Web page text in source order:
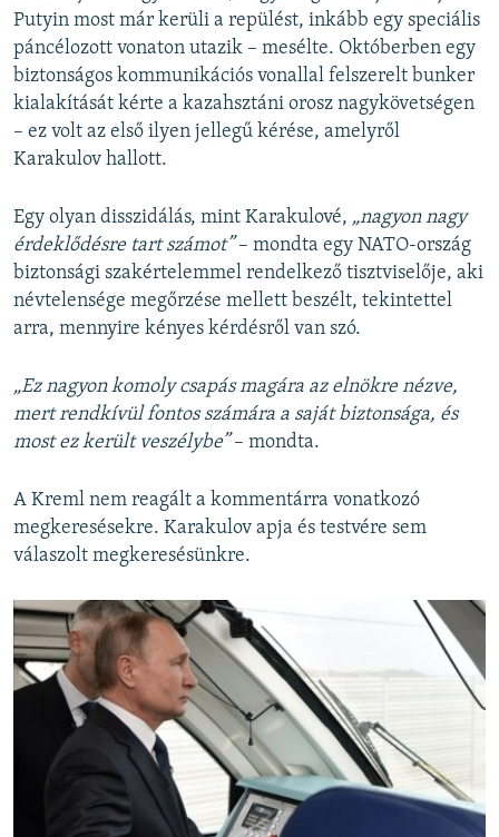
Putyin most már kerüli a repülést, inkább egy speciális
páncélozott vonaton utazik – mesélte. Októberben egy
biztonságos kommunikációs vonallal felszerelt bunker
kialakítását kérte a kazahsztáni orosz nagykövetségen
– ez volt az első ilyen jellegű kérése, amelyről
Karakulov hallott.
Egy olyan disszidálás, mint Karakulové, „nagyon nagy
érdeklődésre tart számot”– mondta egy NATO-ország
biztonsági szakértelemmel rendelkező tisztviselője, aki
névtelensége megőrzése mellett beszélt, tekintettel
arra, mennyire kényes kérdésről van szó.
„Ez nagyon komoly csapás magára az elnökre nézve,
mert rendkívül fontos számára a saját biztonsága, és
most ez került veszélybe”– mondta.
A Kreml nem reagált a kommentárra vonatkozó
megkeresésekre. Karakulov apja és testvére sem
válaszolt megkeresésünkre.